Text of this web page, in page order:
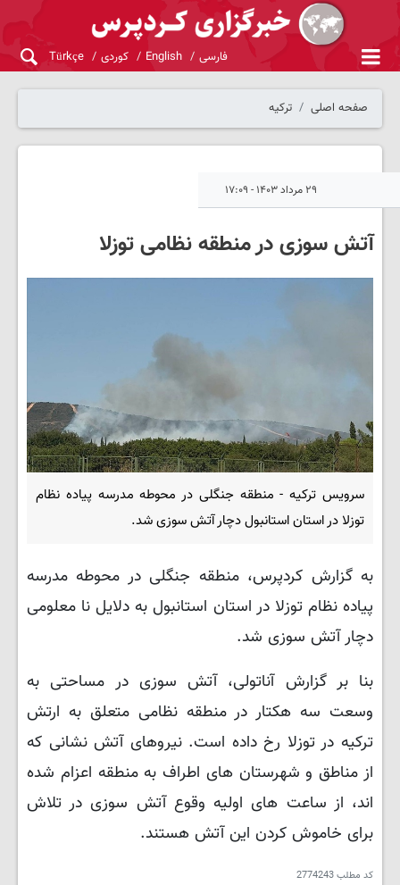
فارسی English کوردی Türkçe
صفحه اصلی ترکیه
۲۹ مرداد ۱۴۰۳ - ۱۷:۰۹
آتش سوزی در منطقه نظامی توزلا
سرویس ترکیه - منطقه جنگلی در محوطه مدرسه پیاده نظام
توزلا در استان استانبول دچار آتش سوزی شد.
به گزارش کردپرس، منطقه جنگلی در محوطه مدرسه
پیاده نظام توزلا در استان استانبول به دلایل نا معلومی
دچار آتش سوزی شد.
بنا بر گزارش آناتولی، آتش سوزی در مساحتی به
وسعت سه هکتار در منطقه نظامی متعلق به ارتش
ترکیه در توزلا رخ داده است. نیروهای آتش نشانی که
از مناطق و شهرستان های اطراف به منطقه اعزام شده
اند، از ساعت های اولیه وقوع آتش سوزی در تلاش
برای خاموش کردن این آتش هستند.
کد مطلب2774243